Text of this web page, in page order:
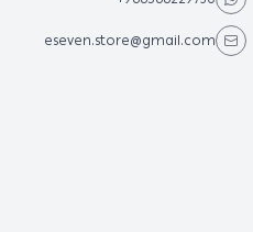
eseven.store@gmail.com